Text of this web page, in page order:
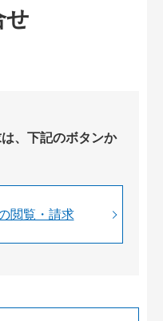
せ
、下記のボタンか
閲覧・請求